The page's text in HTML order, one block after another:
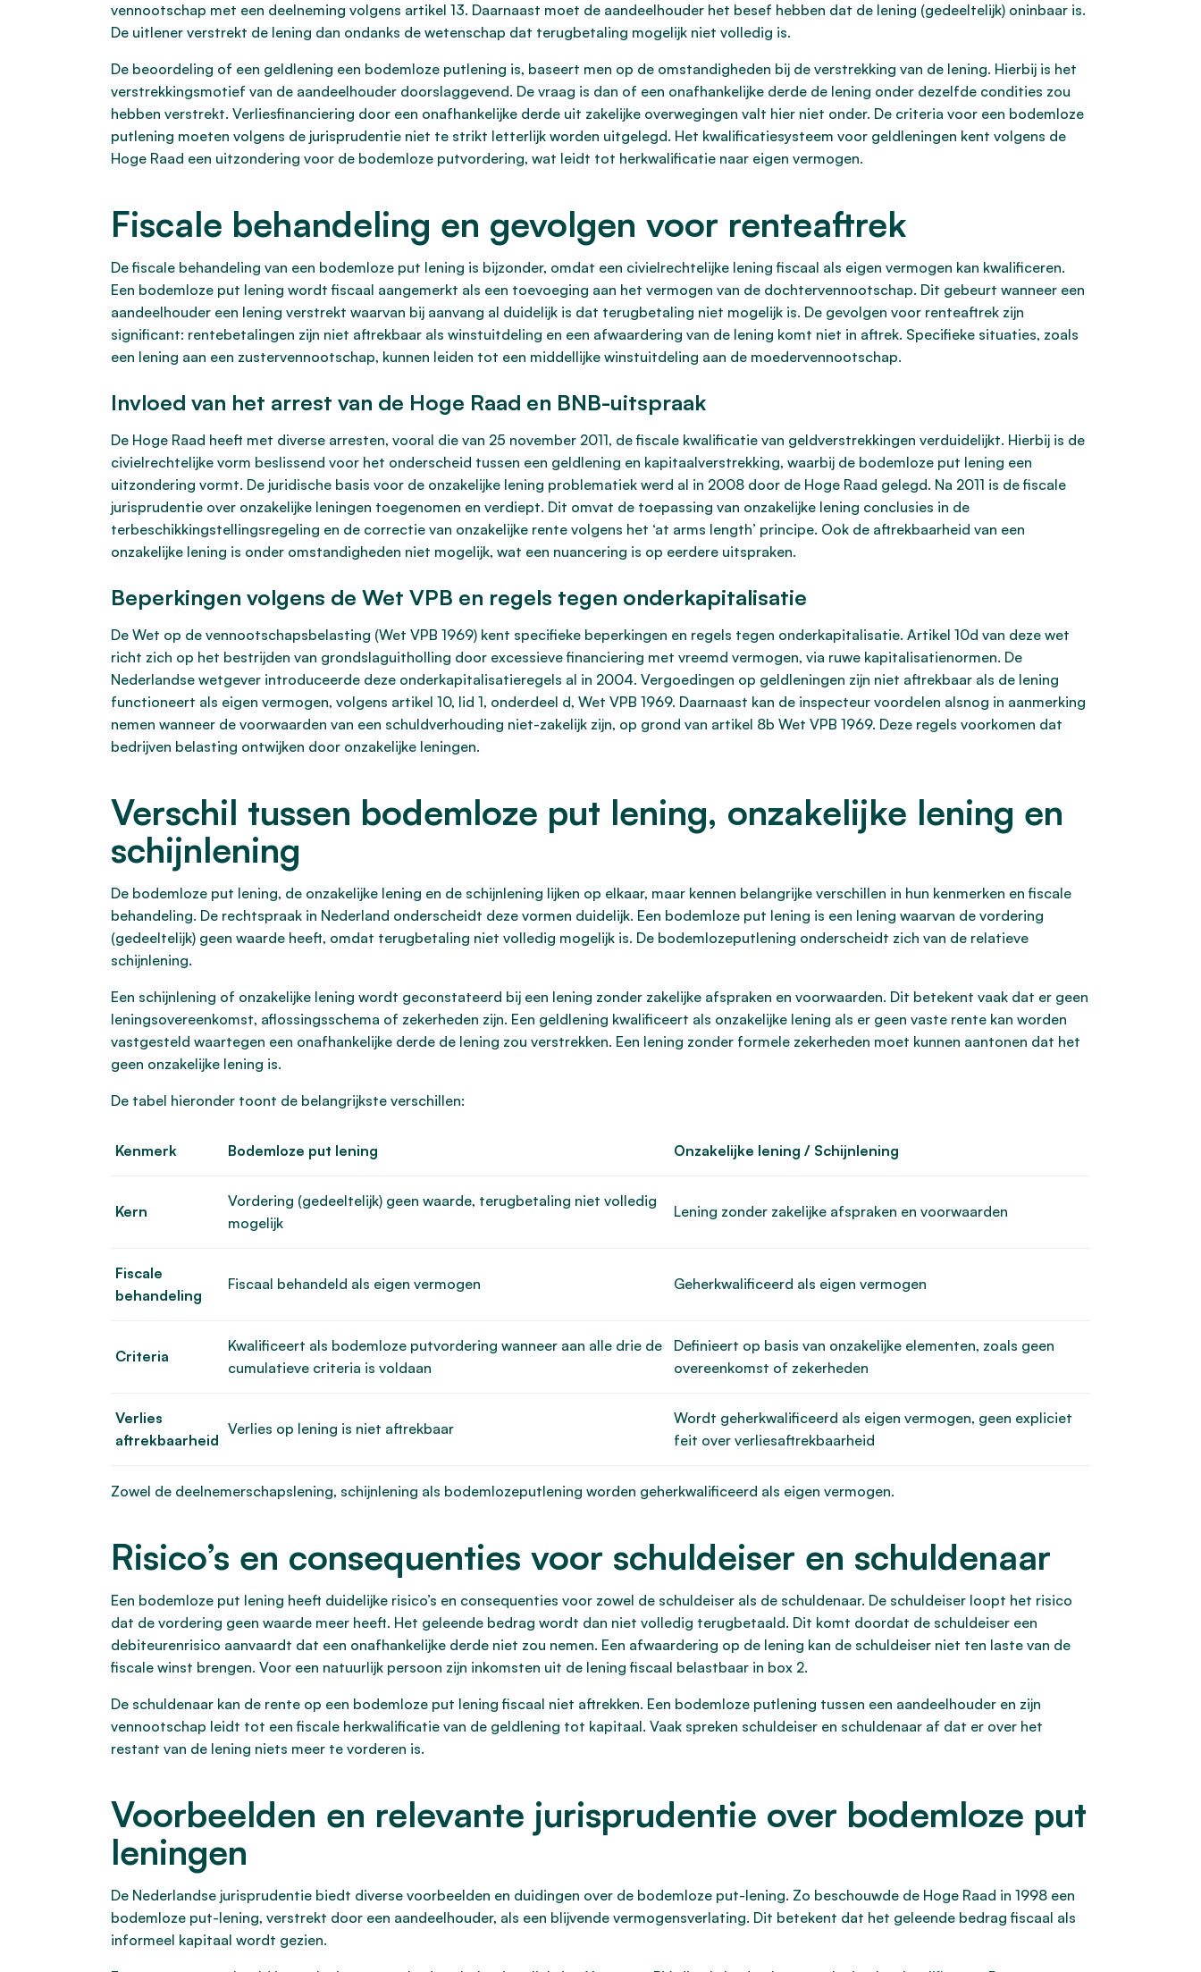
vennootschap met een deelneming volgens artikel 13. Daarnaast moet de aandeelhouder het besef hebben dat de lening (gedeeltelijk) oninbaar is.
De uitlener verstrekt de lening dan ondanks de wetenschap dat terugbetaling mogelijk niet volledig is.
De beoordeling of een geldlening een bodemloze putlening is, baseert men op de omstandigheden bij de verstrekking van de lening. Hierbij is het
verstrekkingsmotief van de aandeelhouder doorslaggevend. De vraag is dan of een onafhankelijke derde de lening onder dezelfde condities zou
hebben verstrekt. Verliesfinanciering door een onafhankelijke derde uit zakelijke overwegingen valt hier niet onder. De criteria voor een bodemloze
putlening moeten volgens de jurisprudentie niet te strikt letterlijk worden uitgelegd. Het kwalificatiesysteem voor geldleningen kent volgens de
Hoge Raad een uitzondering voor de bodemloze putvordering, wat leidt tot herkwalificatie naar eigen vermogen.
Fiscale behandeling en gevolgen voor renteaftrek
De fiscale behandeling van een bodemloze put lening is bijzonder, omdat een civielrechtelijke lening fiscaal als eigen vermogen kan kwalificeren.
Een bodemloze put lening wordt fiscaal aangemerkt als een toevoeging aan het vermogen van de dochtervennootschap. Dit gebeurt wanneer een
aandeelhouder een lening verstrekt waarvan bij aanvang al duidelijk is dat terugbetaling niet mogelijk is. De gevolgen voor renteaftrek zijn
significant: rentebetalingen zijn niet aftrekbaar als winstuitdeling en een afwaardering van de lening komt niet in aftrek. Specifieke situaties, zoals
een lening aan een zustervennootschap, kunnen leiden tot een middellijke winstuitdeling aan de moedervennootschap.
Invloed van het arrest van de Hoge Raad en BNB-uitspraak
De Hoge Raad heeft met diverse arresten, vooral die van 25 november 2011, de fiscale kwalificatie van geldverstrekkingen verduidelijkt. Hierbij is de
civielrechtelijke vorm beslissend voor het onderscheid tussen een geldlening en kapitaalverstrekking, waarbij de bodemloze put lening een
uitzondering vormt. De juridische basis voor de onzakelijke lening problematiek werd al in 2008 door de Hoge Raad gelegd. Na 2011 is de fiscale
jurisprudentie over onzakelijke leningen toegenomen en verdiept. Dit omvat de toepassing van onzakelijke lening conclusies in de
terbeschikkingstellingsregeling en de correctie van onzakelijke rente volgens het ‘at arms length’ principe. Ook de aftrekbaarheid van een
onzakelijke lening is onder omstandigheden niet mogelijk, wat een nuancering is op eerdere uitspraken.
Beperkingen volgens de Wet VPB en regels tegen onderkapitalisatie
De Wet op de vennootschapsbelasting (Wet VPB 1969) kent specifieke beperkingen en regels tegen onderkapitalisatie. Artikel 10d van deze wet
richt zich op het bestrijden van grondslaguitholling door excessieve financiering met vreemd vermogen, via ruwe kapitalisatienormen. De
Nederlandse wetgever introduceerde deze onderkapitalisatieregels al in 2004. Vergoedingen op geldleningen zijn niet aftrekbaar als de lening
functioneert als eigen vermogen, volgens artikel 10, lid 1, onderdeel d, Wet VPB 1969. Daarnaast kan de inspecteur voordelen alsnog in aanmerking
nemen wanneer de voorwaarden van een schuldverhouding niet-zakelijk zijn, op grond van artikel 8b Wet VPB 1969. Deze regels voorkomen dat
bedrijven belasting ontwijken door onzakelijke leningen.
Verschil tussen bodemloze put lening, onzakelijke lening en
schijnlening
De bodemloze put lening, de onzakelijke lening en de schijnlening lijken op elkaar, maar kennen belangrijke verschillen in hun kenmerken en fiscale
behandeling. De rechtspraak in Nederland onderscheidt deze vormen duidelijk. Een bodemloze put lening is een lening waarvan de vordering
(gedeeltelijk) geen waarde heeft, omdat terugbetaling niet volledig mogelijk is. De bodemlozeputlening onderscheidt zich van de relatieve
schijnlening.
Een schijnlening of onzakelijke lening wordt geconstateerd bij een lening zonder zakelijke afspraken en voorwaarden. Dit betekent vaak dat er geen
leningsovereenkomst, aflossingsschema of zekerheden zijn. Een geldlening kwalificeert als onzakelijke lening als er geen vaste rente kan worden
vastgesteld waartegen een onafhankelijke derde de lening zou verstrekken. Een lening zonder formele zekerheden moet kunnen aantonen dat het
geen onzakelijke lening is.
De tabel hieronder toont de belangrijkste verschillen:
Kenmerk Bodemloze put lening Onzakelijke lening / Schijnlening
Kern
Vordering (gedeeltelijk) geen waarde, terugbetaling niet volledig
mogelijk
Lening zonder zakelijke afspraken en voorwaarden
Fiscale
behandeling
Fiscaal behandeld als eigen vermogen Geherkwalificeerd als eigen vermogen
Criteria
Kwalificeert als bodemloze putvordering wanneer aan alle drie de
cumulatieve criteria is voldaan
Definieert op basis van onzakelijke elementen, zoals geen
overeenkomst of zekerheden
Verlies
aftrekbaarheid
Verlies op lening is niet aftrekbaar
Wordt geherkwalificeerd als eigen vermogen, geen expliciet
feit over verliesaftrekbaarheid
Zowel de deelnemerschapslening, schijnlening als bodemlozeputlening worden geherkwalificeerd als eigen vermogen.
Risico’s en consequenties voor schuldeiser en schuldenaar
Een bodemloze put lening heeft duidelijke risico’s en consequenties voor zowel de schuldeiser als de schuldenaar. De schuldeiser loopt het risico
dat de vordering geen waarde meer heeft. Het geleende bedrag wordt dan niet volledig terugbetaald. Dit komt doordat de schuldeiser een
debiteurenrisico aanvaardt dat een onafhankelijke derde niet zou nemen. Een afwaardering op de lening kan de schuldeiser niet ten laste van de
fiscale winst brengen. Voor een natuurlijk persoon zijn inkomsten uit de lening fiscaal belastbaar in box 2.
De schuldenaar kan de rente op een bodemloze put lening fiscaal niet aftrekken. Een bodemloze putlening tussen een aandeelhouder en zijn
vennootschap leidt tot een fiscale herkwalificatie van de geldlening tot kapitaal. Vaak spreken schuldeiser en schuldenaar af dat er over het
restant van de lening niets meer te vorderen is.
Voorbeelden en relevante jurisprudentie over bodemloze put
leningen
De Nederlandse jurisprudentie biedt diverse voorbeelden en duidingen over de bodemloze put-lening. Zo beschouwde de Hoge Raad in 1998 een
bodemloze put-lening, verstrekt door een aandeelhouder, als een blijvende vermogensverlating. Dit betekent dat het geleende bedrag fiscaal als
informeel kapitaal wordt gezien.